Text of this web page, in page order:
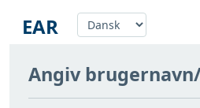
EAR
Auralisering
Angiv